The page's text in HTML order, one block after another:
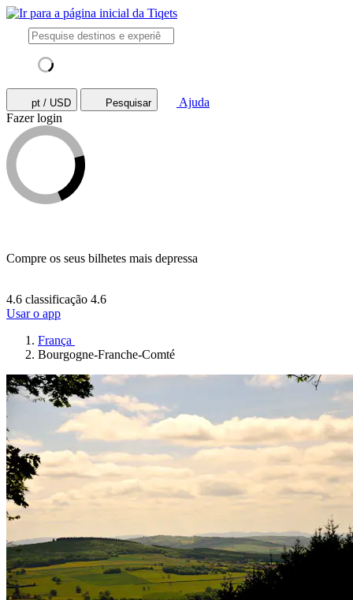
pt / USD Pesquisar
Ajuda
Fazer login
Compre os seus bilhetes mais depressa
4.6 classificação 4.6
Usar o app
França
Bourgogne-Franche-Comté